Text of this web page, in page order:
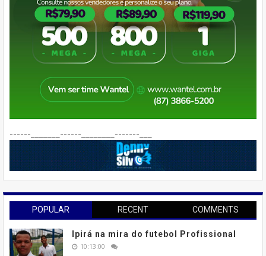
------_______------________-------___
POPULAR RECENT COMMENTS
Ipirá na mira do futebol Profissional
10:13:00